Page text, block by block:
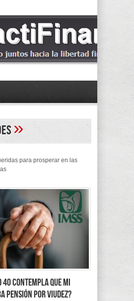
»
para prosperar en las
40 contempla que mi
pensión por viudez?